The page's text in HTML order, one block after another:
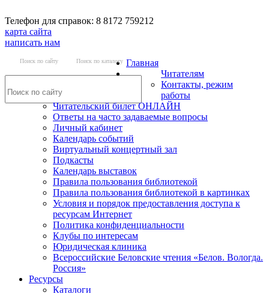
Телефон для справок: 8 8172 759212
карта сайта
написать нам
Поиск по сайту Поиск по каталогу Главная
Читателям
Контакты, режим
работы
Читательский билет ОНЛАЙН
Ответы на часто задаваемые вопросы
Личный кабинет
Календарь событий
Виртуальный концертный зал
Подкасты
Календарь выставок
Правила пользования библиотекой
Правила пользования библиотекой в картинках
Условия и порядок предоставления доступа к
ресурсам Интернет
Политика конфиденциальности
Клубы по интересам
Юридическая клиника
Всероссийские Беловские чтения «Белов. Вологда.
Россия»
Ресурсы
Каталоги